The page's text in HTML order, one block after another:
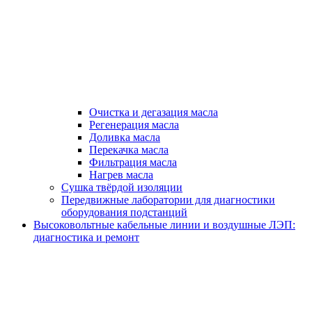
Очистка и дегазация масла
Регенерация масла
Доливка масла
Перекачка масла
Фильтрация масла
Нагрев масла
Сушка твёрдой изоляции
Передвижные лаборатории для диагностики
оборудования подстанций
Высоковольтные кабельные линии и воздушные ЛЭП:
диагностика и ремонт